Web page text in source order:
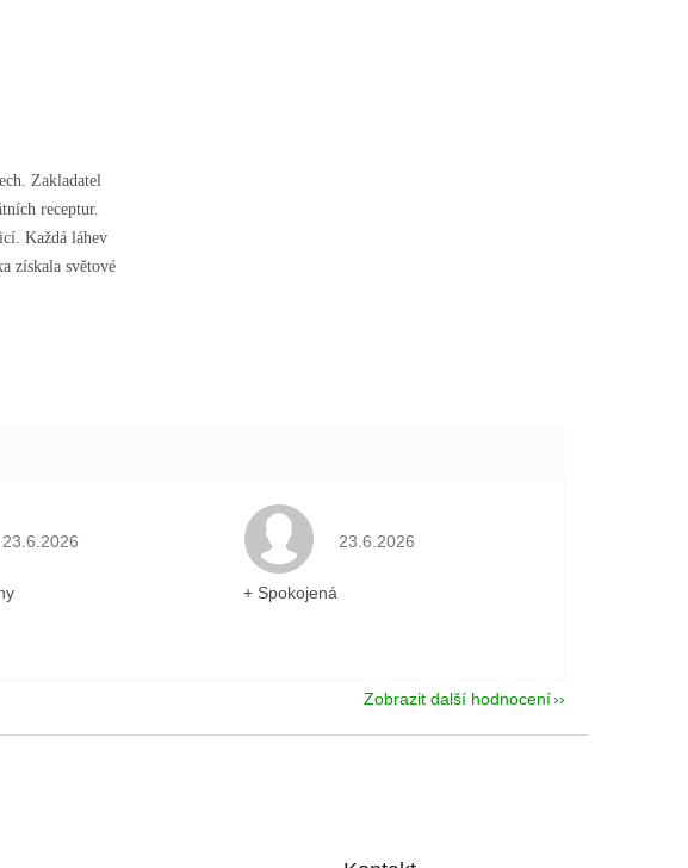
Zakladatel
receptur.
Každá láhev
získala světové
Hodnocení obchodu je 5 z 5 hvězdiček.
23.6.2026 Hodnocení obchodu je 5 z 5 hvězdiček.
23.6.2026
+ Spokojená
Zobrazit další hodnocení